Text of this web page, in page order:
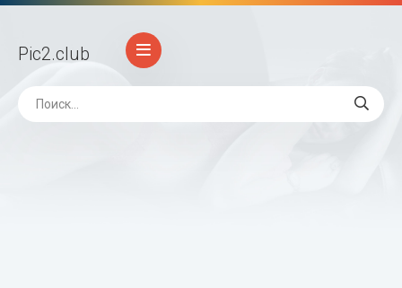
Pic2.club